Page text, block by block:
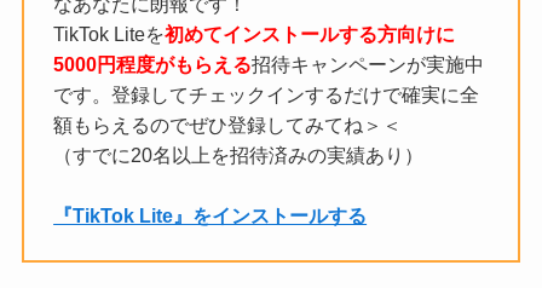
TikTok Liteを初めてインストールする方向けに
5000円程度がもらえる招待キャンペーンが実施中
です。登録してチェックインするだけで確実に全
額もらえるのでぜひ登録してみてね＞＜
（すでに20名以上を招待済みの実績あり）
『TikTok Lite』をインストールする